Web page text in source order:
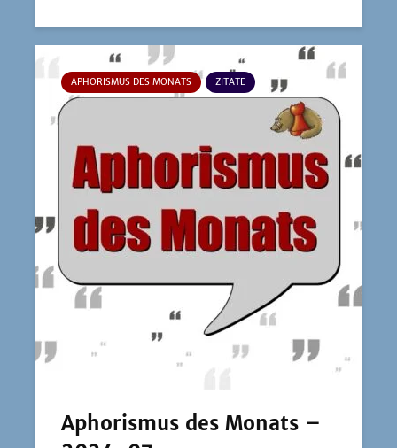
APHORISMUS DES MONATS ZITATE
Aphorismus des Monats –